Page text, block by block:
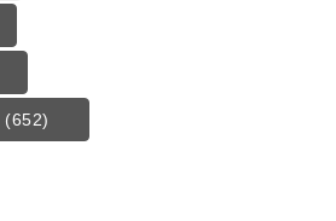
(652)